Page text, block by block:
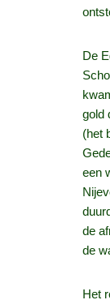
De
gold
(het
een
de
de
Het